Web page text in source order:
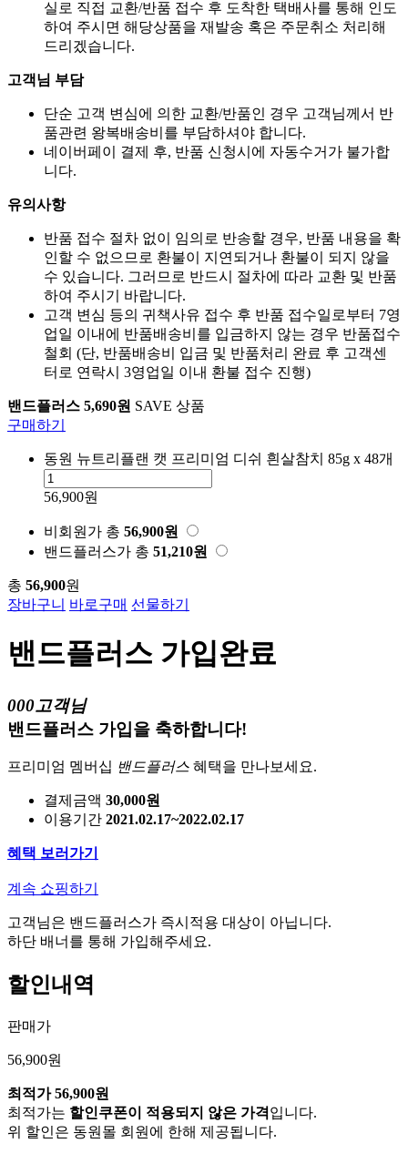
실로 직접 교환/반품 접수 후 도착한 택배사를 통해 인도
하여 주시면 해당상품을 재발송 혹은 주문취소 처리해
드리겠습니다.
고객님 부담
단순 고객 변심에 의한 교환/반품인 경우 고객님께서 반
품관련 왕복배송비를 부담하셔야 합니다.
네이버페이 결제 후, 반품 신청시에 자동수거가 불가합
니다.
유의사항
반품 접수 절차 없이 임의로 반송할 경우, 반품 내용을 확
인할 수 없으므로 환불이 지연되거나 환불이 되지 않을
수 있습니다. 그러므로 반드시 절차에 따라 교환 및 반품
하여 주시기 바랍니다.
고객 변심 등의 귀책사유 접수 후 반품 접수일로부터 7영
업일 이내에 반품배송비를 입금하지 않는 경우 반품접수
철회 (단, 반품배송비 입금 및 반품처리 완료 후 고객센
터로 연락시 3영업일 이내 환불 접수 진행)
밴드플러스 5,690원 SAVE 상품
구매하기
동원 뉴트리플랜 캣 프리미엄 디쉬 흰살참치 85g x 48개
56,900원
비회원가 총 56,900원
밴드플러스가 총 51,210원
총 56,900원
장바구니 바로구매 선물하기
밴드플러스 가입완료
000고객님
밴드플러스 가입을 축하합니다!
프리미엄 멤버십 밴드플러스 혜택을 만나보세요.
결제금액 30,000원
이용기간 2021.02.17~2022.02.17
혜택 보러가기
계속 쇼핑하기
고객님은 밴드플러스가 즉시적용 대상이 아닙니다.
하단 배너를 통해 가입해주세요.
할인내역
판매가
56,900원
최적가 56,900원
최적가는 할인쿠폰이 적용되지 않은 가격입니다.
위 할인은 동원몰 회원에 한해 제공됩니다.